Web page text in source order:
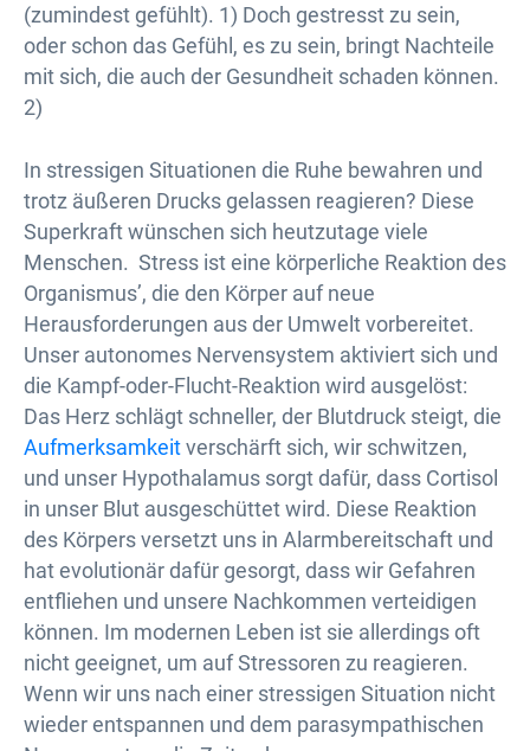
(zumindest gefühlt). 1) Doch gestresst zu sein,
oder schon das Gefühl, es zu sein, bringt Nachteile
mit sich, die auch der Gesundheit schaden können.
2)
In stressigen Situationen die Ruhe bewahren und
trotz äußeren Drucks gelassen reagieren? Diese
Superkraft wünschen sich heutzutage viele
Menschen. Stress ist eine körperliche Reaktion des
Organismus’, die den Körper auf neue
Herausforderungen aus der Umwelt vorbereitet.
Unser autonomes Nervensystem aktiviert sich und
die Kampf-oder-Flucht-Reaktion wird ausgelöst:
Das Herz schlägt schneller, der Blutdruck steigt, die
Aufmerksamkeitverschärft sich, wir schwitzen,
und unser Hypothalamus sorgt dafür, dass Cortisol
in unser Blut ausgeschüttet wird. Diese Reaktion
des Körpers versetzt uns in Alarmbereitschaft und
hat evolutionär dafür gesorgt, dass wir Gefahren
entfliehen und unsere Nachkommen verteidigen
können. Im modernen Leben ist sie allerdings oft
nicht geeignet, um auf Stressoren zu reagieren.
Wenn wir uns nach einer stressigen Situation nicht
wieder entspannen und dem parasympathischen